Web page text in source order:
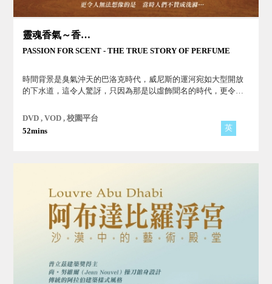
靈魂香氣～香水的故事
PASSION FOR SCENT - THE TRUE STORY OF PERFUME
時間背景是臭氣沖天的巴洛克時代，威尼斯的運河宛如大型開放
的下水道，這令人驚訝，只因為那是以虛飾聞名的時代，更令人
DVD , VOD , 校園平台
52mins
英